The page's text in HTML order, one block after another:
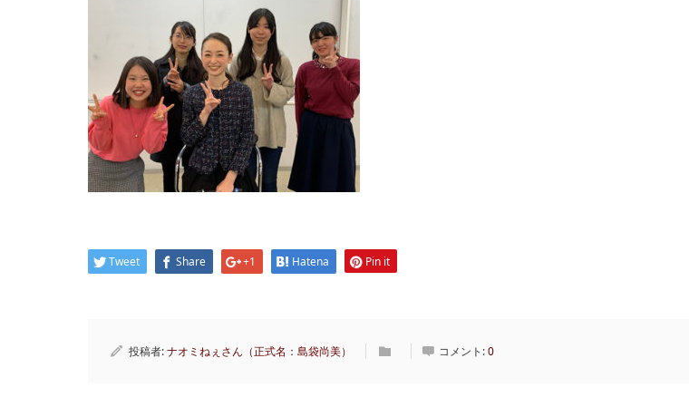
Tweet Share +1 Hatena Pin it
投稿者:ナオミねぇさん（正式名：島袋尚美） コメント:0